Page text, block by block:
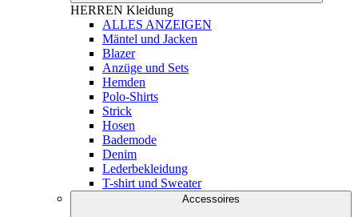
HERREN Kleidung
ALLES ANZEIGEN
Mäntel und Jacken
Blazer
Anzüge und Sets
Hemden
Polo-Shirts
Strick
Hosen
Bademode
Denim
Lederbekleidung
T-shirt und Sweater
Accessoires